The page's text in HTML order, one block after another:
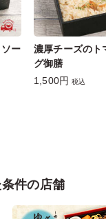
ー
濃厚チーズのト
グ御膳
1,500円 税込
件の店舗